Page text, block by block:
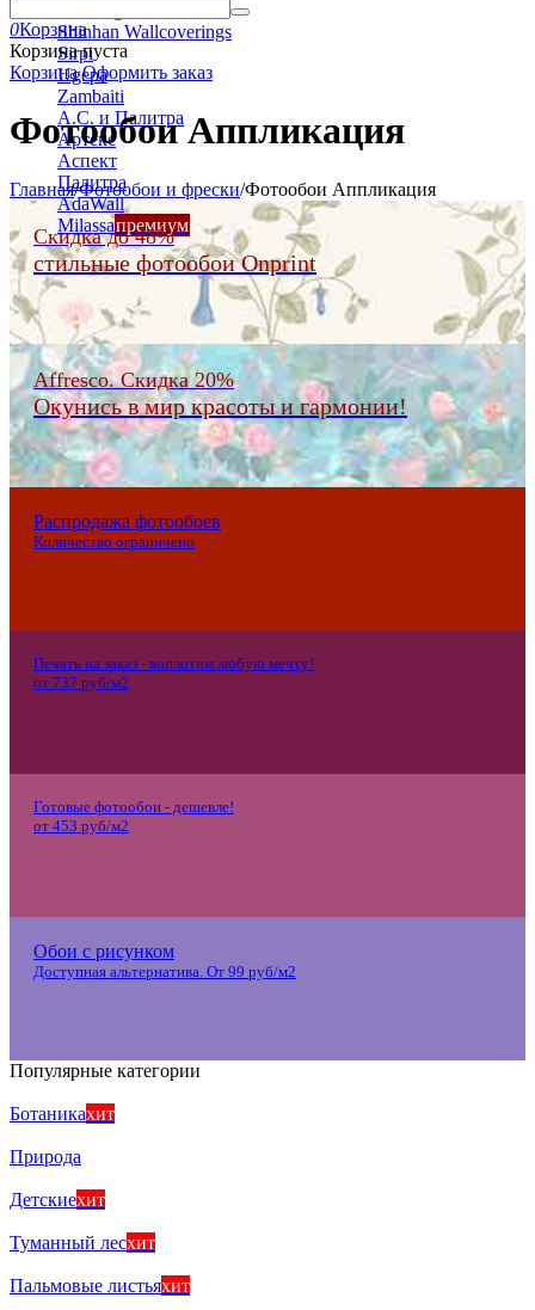
Shinhan Wallcoverings
Sirpi
Ugepa
Zambaiti
А.С. и Палитра
Артекс
Аспект
Палитра
AdaWall
Milassaпремиум
0Корзина
Корзина пуста
Корзина Оформить заказ
Фотообои Аппликация
Главная/Фотообои и фрески/Фотообои Аппликация
Скидка до 48%
стильные фотообои Onprint
Affresco. Скидка 20%
Окунись в мир красоты и гармонии!
Распродажа фотообоев
Количество ограничено
Печать на заказ - воплотим любую мечту!
от 737 руб/м2
Готовые фотообои - дешевле!
от 453 руб/м2
Обои с рисунком
Доступная альтернатива. От 99 руб/м2
Популярные категории
Ботаникахит
Природа
Детскиехит
Туманный лесхит
Пальмовые листьяхит